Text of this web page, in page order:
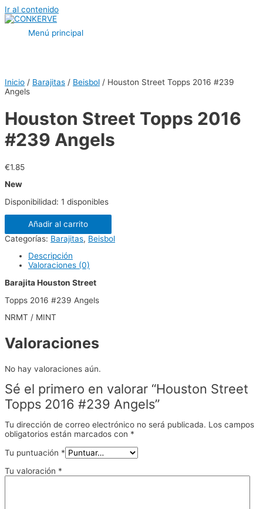
Ir al contenido
Menú principal
Inicio / Barajitas / Beisbol / Houston Street Topps 2016 #239
Angels
Houston Street Topps 2016
#239 Angels
€1.85
New
Disponibilidad: 1 disponibles
Añadir al carrito
Categorías: Barajitas, Beisbol
Descripción
Valoraciones (0)
Barajita Houston Street
Topps 2016 #239 Angels
NRMT / MINT
Valoraciones
No hay valoraciones aún.
Sé el primero en valorar “Houston Street
Topps 2016 #239 Angels”
Tu dirección de correo electrónico no será publicada. Los campos
obligatorios están marcados con *
Tu puntuación *
Tu valoración *